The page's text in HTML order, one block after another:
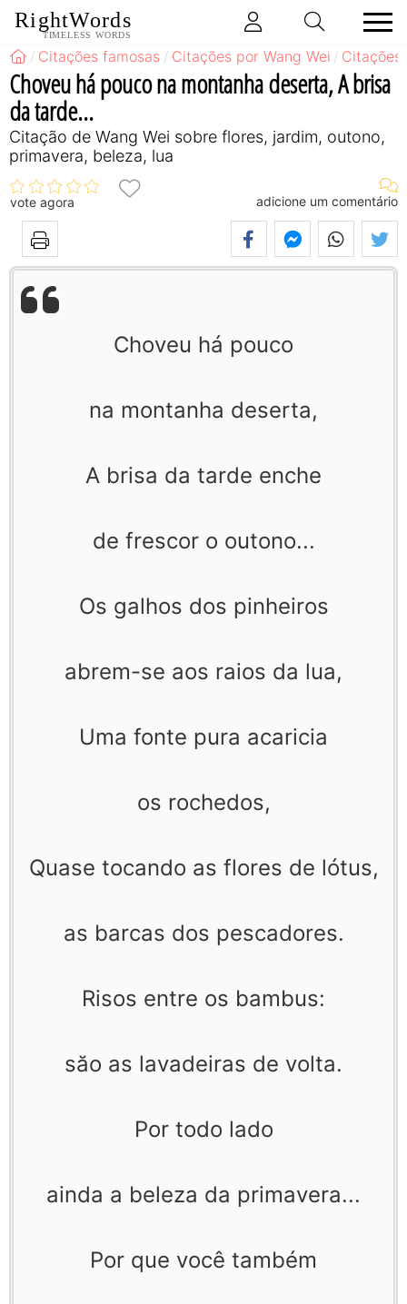
RightWords
TIMELESS WORDS
Citações famosas Citações por Wang Wei Citações
Choveu há pouco na montanha deserta, A brisa
da tarde...
Citação de Wang Wei sobre flores, jardim, outono,
primavera, beleza, lua
vote agora adicione um comentário
Choveu há pouco
na montanha deserta,
A brisa da tarde enche
de frescor o outono...
Os galhos dos pinheiros
abrem-se aos raios da lua,
Uma fonte pura acaricia
os rochedos,
Quase tocando as flores de lótus,
as barcas dos pescadores.
Risos entre os bambus:
săo as lavadeiras de volta.
Por todo lado
ainda a beleza da primavera...
Por que você também